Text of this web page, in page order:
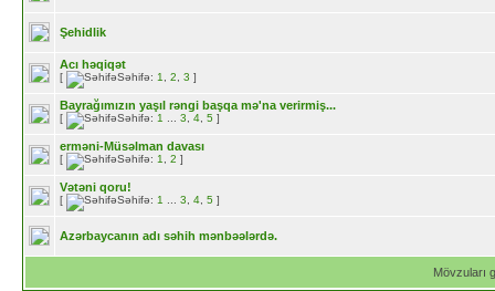
Şehidlik
Acı həqiqət
[ Səhifə: 1 2 3 ]
Bayrağımızın yaşıl rəngi başqa mə'na verirmiş...
[ Səhifə: 1 3 4 5 ]
erməni-Müsəlman davası
[ Səhifə: 1 2 ]
Vətəni qoru!
[ Səhifə: 1 3 4 5 ]
Azərbaycanın adı səhih mənbəələrdə.
Mövzuları